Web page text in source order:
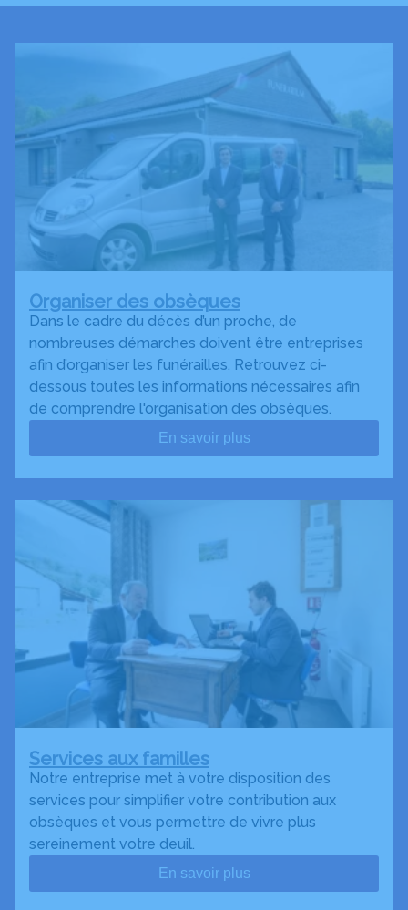
Organiser des obsèques
Dans le cadre du décès d’un proche, de
nombreuses démarches doivent être entreprises
afin d’organiser les funérailles. Retrouvez ci-
dessous toutes les informations nécessaires afin
de comprendre l'organisation des obsèques.
En savoir plus
Services aux familles
Notre entreprise met à votre disposition des
services pour simplifier votre contribution aux
obsèques et vous permettre de vivre plus
sereinement votre deuil.
En savoir plus